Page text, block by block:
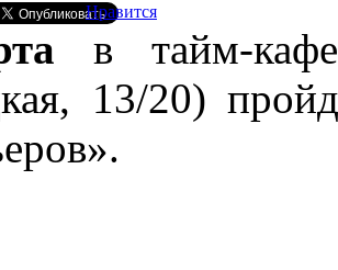
Нравится
в тайм-
13/20)